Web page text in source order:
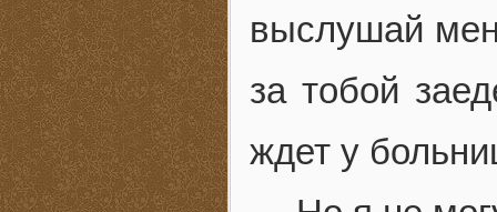
выслушай
за тобой
ждет у